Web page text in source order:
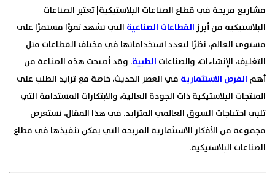
مشاريع مربحة في قطاع الصناعات البلاستيكية| تعتبر الصناعات
البلاستيكية من أبرزالقطاعات الصناعية التي تشهد نموًا مستمرًا على
مستوى العالم، نظرًا لتعدد استخداماتها في مختلف القطاعات مثل
التغليف، الإنشاءات، والصناعات الطبية. وقد أصبحت هذه الصناعة من
أهم الفرص الاستثمارية في العصر الحديث، خاصة مع تزايد الطلب على
المنتجات البلاستيكية ذات الجودة العالية، والابتكارات المستدامة التي
تلبي احتياجات السوق العالمي المتزايد. في هذا المقال، نستعرض
مجموعة من الأفكار الاستثمارية المربحة التي يمكن تنفيذها في قطاع
الصناعات البلاستيكية.